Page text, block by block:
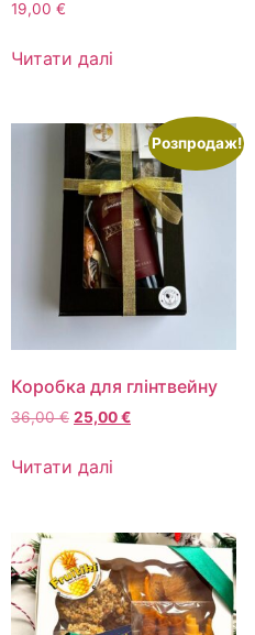
19,00 €
Читати далі
Розпродаж!
Коробка для глінтвейну
36,00€ 25,00€
Читати далі